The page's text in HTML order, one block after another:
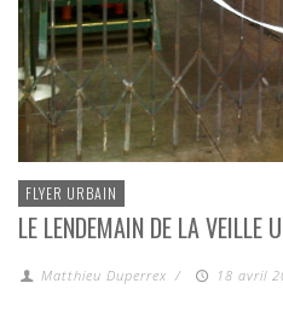
FLYER URBAIN
LE LENDEMAIN DE LA VEILLE
Matthieu Duperrex / 18 avril